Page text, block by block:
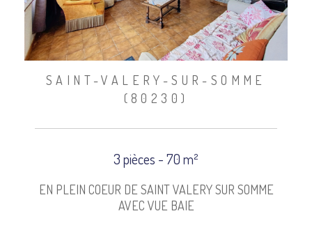
SAINT-VALERY-SUR-SOMME
(80230)
3 pièces - 70 m²
EN PLEIN COEUR DE SAINT VALERY SUR SOMME
AVEC VUE BAIE